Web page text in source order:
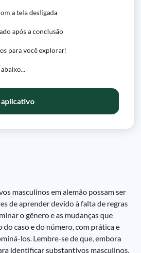
a tela desligada
após a conclusão
para você explorar!
aplicativo
masculinos em alemão possam ser
de aprender devido à falta de regras
o gênero e as mudanças que
caso e do número, com prática e
los. Lembre-se de que, embora
identificar substantivos masculinos,